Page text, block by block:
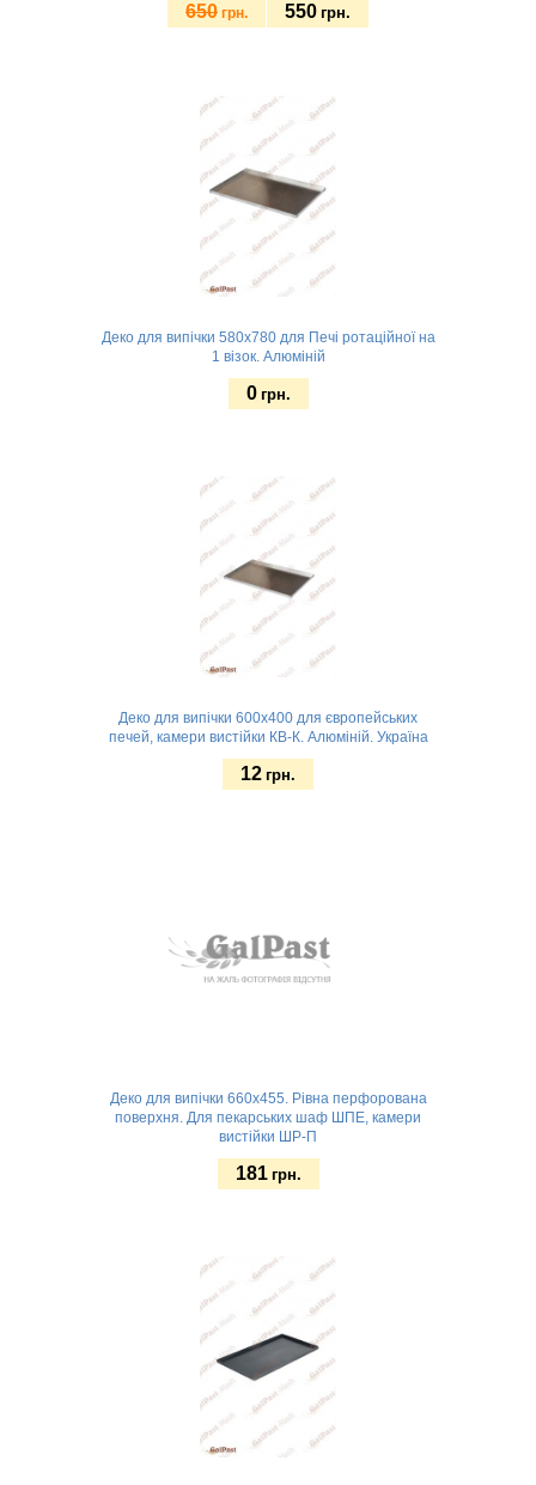
650 грн. 550 грн.
Деко для випічки 580х780 для Печі ротаційної на
1 візок. Алюміній
0 грн.
Замовити
Деко для випічки 600х400 для європейських
печей, камери вистійки КВ-К. Алюміній. Україна
12 грн.
Деко для випічки 660х455. Рівна перфорована
поверхня. Для пекарських шаф ШПЕ, камери
вистійки ШР-П
181 грн.